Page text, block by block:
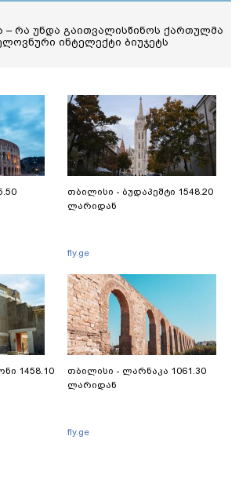
– რა უნდა გაითვალისწინოს ქართულმა
ინტელექტი ბიუჯეტს
1458.10
თბილისი - ბუდაპეშტი 1548.20
ლარიდან
fly.ge
თბილისი - ლარნაკა 1061.30
ლარიდან
fly.ge